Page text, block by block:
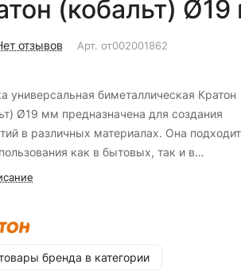
(кобальт)
отзывов Арт. от002001862
универсальная биметаллическая Кратон
Ø19 мм предназначена для создания
в различных материалах. Она подходит
как в бытовых, так и в
условиях, обеспечивая
ее прочность и долговечность;
бренда в категории